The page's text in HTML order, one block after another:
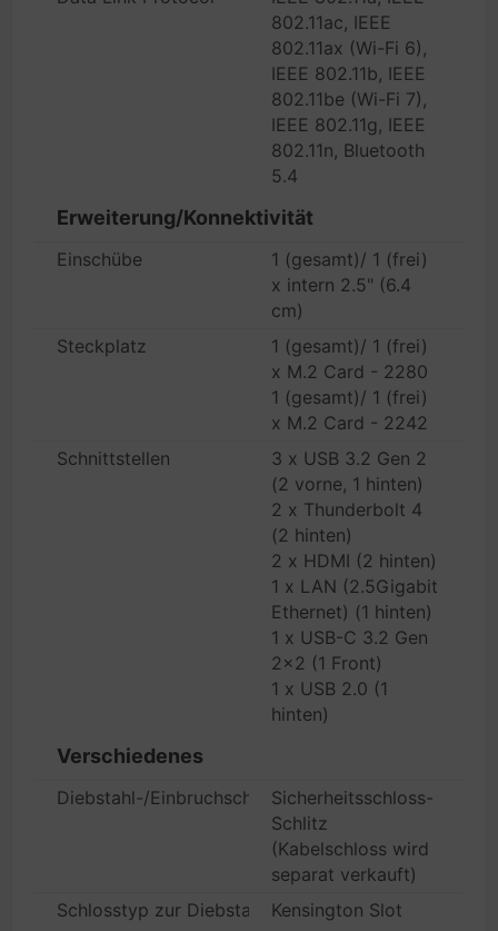
802.11ac, IEEE
802.11ax (Wi-Fi 6),
IEEE 802.11b, IEEE
802.11be (Wi-Fi 7),
IEEE 802.11g, IEEE
802.11n, Bluetooth
5.4
Erweiterung/Konnektivität
Einschübe
1 (gesamt)/ 1 (frei)
x intern 2.5" (6.4
cm)
Steckplatz
1 (gesamt)/ 1 (frei)
x M.2 Card - 2280
1 (gesamt)/ 1 (frei)
x M.2 Card - 2242
Schnittstellen
3 x USB 3.2 Gen 2
(2 vorne, 1 hinten)
2 x Thunderbolt 4
(2 hinten)
2 x HDMI (2 hinten)
1 x LAN (2.5Gigabit
Ethernet) (1 hinten)
1 x USB-C 3.2 Gen
2x2 (1 Front)
1 x USB 2.0 (1
hinten)
Verschiedenes
Diebstahl-/EinbruchschutzSicherheitsschloss-
Schlitz
(Kabelschloss wird
separat verkauft)
Schlosstyp zur Diebstahlsicherung
Kensington Slot